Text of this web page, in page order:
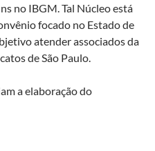
no IBGM. Tal Núcleo está
focado no Estado de
atender associados da
de São Paulo.
a elaboração do